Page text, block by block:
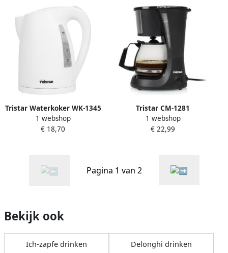
Tristar Waterkoker WK-1345
1.7 L 2200W Wit Kort
kookproces Uitneembare
1 webshop
€ 18,70
Tristar CM-1281
Koffiezetapparaat – 0.75
liter filterkoffie 6 kopjes –
1 webshop
€ 22,99
Pagina 1 van 2
Bekijk ook
Ich-zapfe drinken Delonghi drinken